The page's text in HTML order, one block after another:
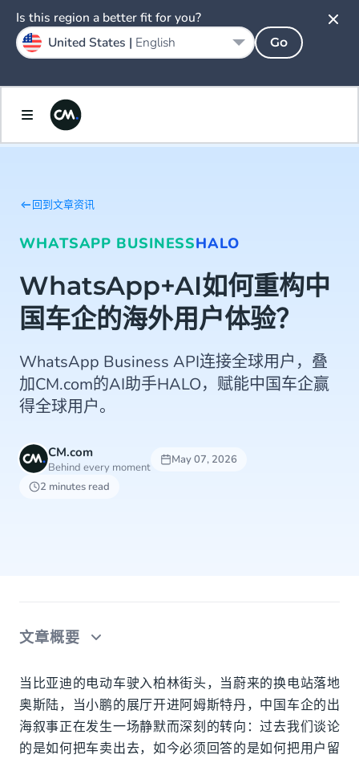
回到文章资讯
WHATSAPP BUSINESSHALO
WhatsApp+AI如何重构中
国车企的海外用户体验？
WhatsApp Business API连接全球用户，叠
加CM.com的AI助手HALO，赋能中国车企赢
得全球用户。
CM.com
Behind every moment
May 07, 2026
2 minutes read
文章概要
中国车企出海情况
中国车企出海通信痛点
语言与文化：翻译软件救不了语气
当比亚迪的电动车驶入柏林街头，当蔚来的换电站落地
奥斯陆，当小鹏的展厅开进阿姆斯特丹，中国车企的出
海叙事正在发生一场静默而深刻的转向：过去我们谈论
的是如何把车卖出去，如今必须回答的是如何把用户留
Is this region a better fit for you?
United States | English Go